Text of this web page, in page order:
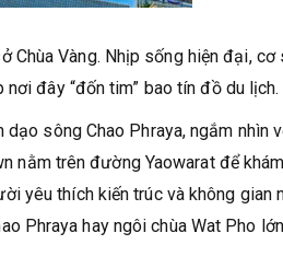
Chùa Vàng. Nhịp sống hiện đại, cơ
đây “đốn tim” bao tín đồ du lịch.
sông Chao Phraya, ngắm nhìn
nằm trên đường Yaowarat để
yêu thích kiến trúc và không gian
Phraya hay ngôi chùa Wat Pho